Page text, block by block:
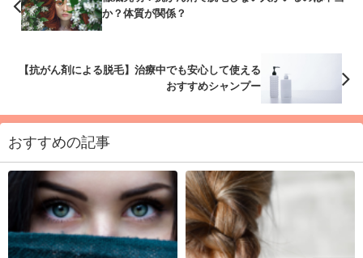
か？体質が関係？
【抗がん剤による脱毛】治療中でも安心して使える
おすすめシャンプー
おすすめの記事